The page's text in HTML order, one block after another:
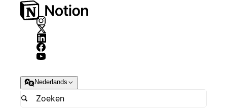
Nederlands